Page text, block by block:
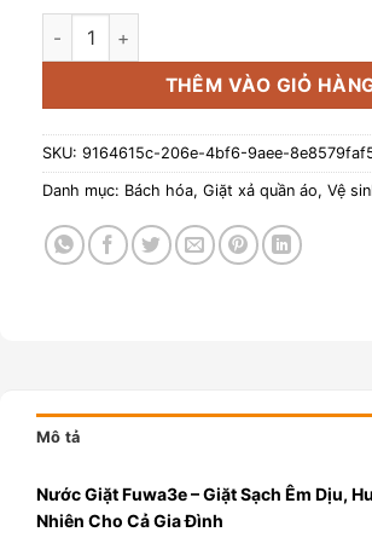
Nước giặt hương bạc hà Fuwa3e 90%
THÊM VÀO GIỎ
SKU: 9164615c-206e-4bf6-9aee-
Danh mục: Bách hóa, Giặt xả quần áo, Vệ
Mô tả
Nước Giặt Fuwa3e – Giặt Sạch Êm Dịu,
Nhiên Cho Cả Gia Đình